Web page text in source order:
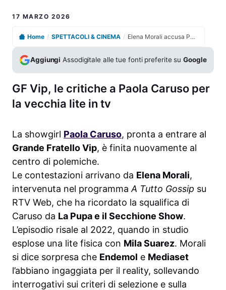
17 MARZO 2026
Home / SPETTACOLI & CINEMA / Elena Morali accusa Paola Caruso di aggressione e polemizza sul GF Vip
Aggiungi Assodigitale alle tue fonti preferite suGoogle
GF Vip, le critiche a Paola Caruso per
la vecchia lite in tv
La showgirl Paola Caruso, pronta a entrare al
Grande Fratello Vip, è finita nuovamente al
centro di polemiche.
Le contestazioni arrivano da Elena Morali,
intervenuta nel programma A Tutto Gossip su
RTV Web, che ha ricordato la squalifica di
Caruso da La Pupa e il Secchione Show.
L’episodio risale al 2022, quando in studio
esplose una lite fisica con Mila Suarez. Morali
si dice sorpresa che Endemol e Mediaset
l’abbiano ingaggiata per il reality, sollevando
interrogativi sui criteri di selezione e sulla